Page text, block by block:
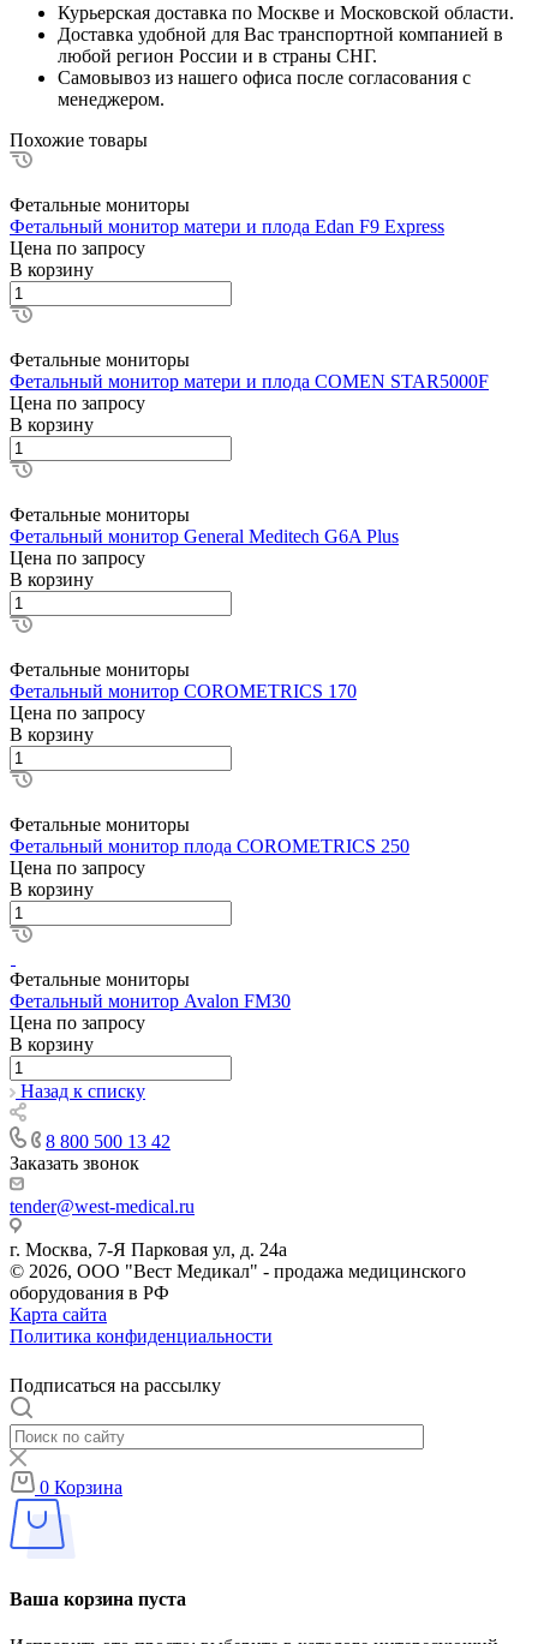
Курьерская доставка по Москве и Московской области.
Доставка удобной для Вас транспортной компанией в
любой регион России и в страны СНГ.
Самовывоз из нашего офиса после согласования с
менеджером.
Похожие товары
Фетальные мониторы
Фетальный монитор матери и плода Edan F9 Express
Цена по запросу
В корзину
Фетальные мониторы
Фетальный монитор матери и плода COMEN STAR5000F
Цена по запросу
В корзину
Фетальные мониторы
Фетальный монитор General Meditech G6A Plus
Цена по запросу
В корзину
Фетальные мониторы
Фетальный монитор COROMETRICS 170
Цена по запросу
В корзину
Фетальные мониторы
Фетальный монитор плода COROMETRICS 250
Цена по запросу
В корзину
Фетальные мониторы
Фетальный монитор Avalon FM30
Цена по запросу
В корзину
Назад к списку
8 800 500 13 42
Заказать звонок
tender@west-medical.ru
г. Москва, 7-Я Парковая ул, д. 24а
© 2026, ООО "Вест Медикал" - продажа медицинского
оборудования в РФ
Карта сайта
Политика конфиденциальности
Подписаться на рассылку
0 Корзина
Ваша корзина пуста